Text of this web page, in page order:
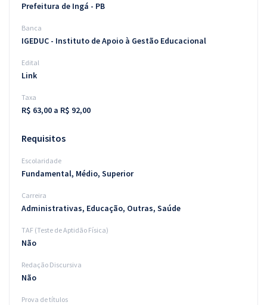
Prefeitura de Ingá - PB
Banca
IGEDUC - Instituto de Apoio à Gestão Educacional
Edital
Link
Taxa
R$ 63,00 a R$ 92,00
Requisitos
Escolaridade
Fundamental, Médio, Superior
Carreira
Administrativas, Educação, Outras, Saúde
TAF (Teste de Aptidão Física)
Não
Redação Discursiva
Não
Prova de títulos